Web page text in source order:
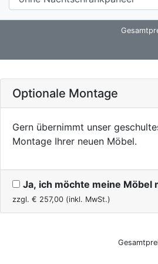
Optionale Montage
Gern übernimmt unser
Montage Ihrer neuen Möbel.
Ja, ich möchte meine Möbel
zzgl. € 257,00 (inkl. MwSt.)